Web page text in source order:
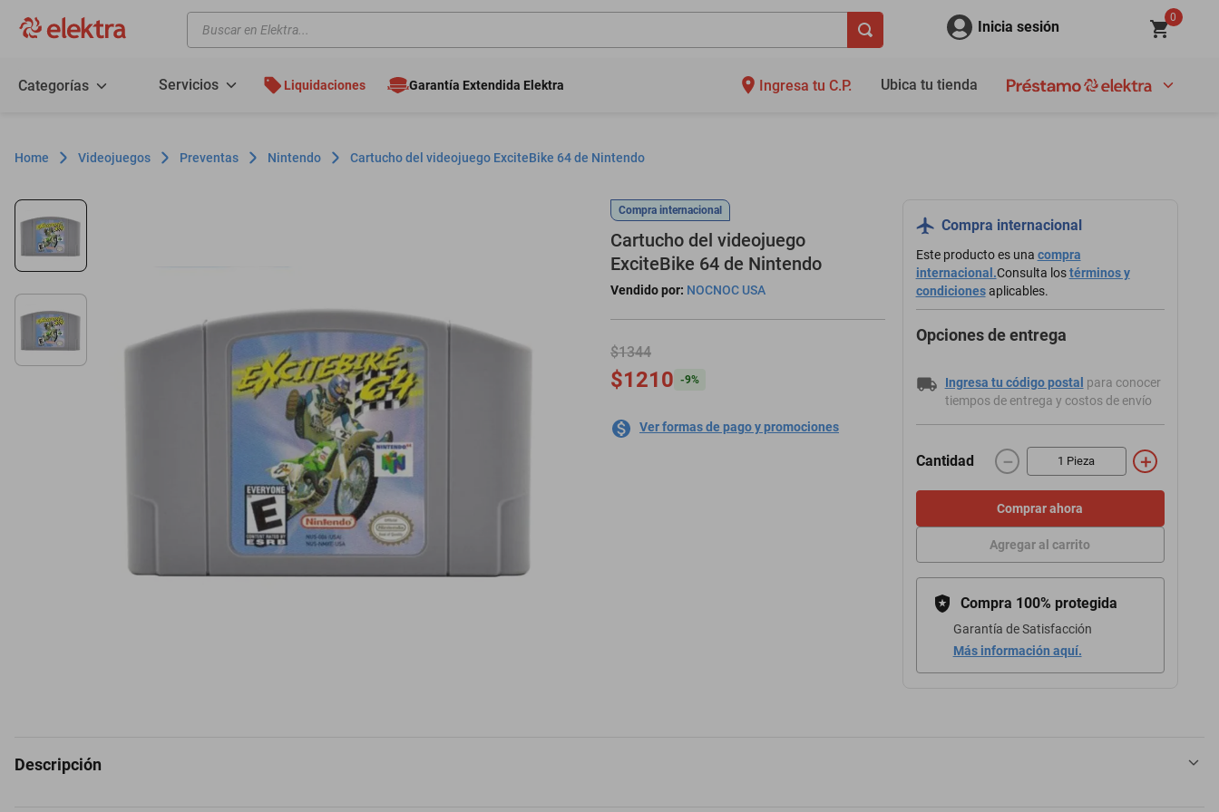
Buscar en Elektra... Inicia sesión
0
Categorías Servicios Liquidaciones Garantía Extendida Elektra Ingresa tu C.P. Ubica tu tienda
Videojuegos Preventas Nintendo Cartucho del videojuego ExciteBike 64 de Nintendo
Compra internacional
Cartucho del videojuego
ExciteBike 64 de Nintendo
Vendido por: NOCNOC USA
$1344
$1210 -9%
Ver formas de pago y promociones
Compra internacional
Este producto es una compra
internacional.Consulta los términos y
condiciones aplicables.
Opciones de entrega
Ingresa tu código postal para conocer
tiempos de entrega y costos de envío
Cantidad ＋
－
Comprar ahora
Agregar al carrito
Compra 100% protegida
Garantía de Satisfacción
Más información aquí.
Descripción
motos
motoneta
oppo